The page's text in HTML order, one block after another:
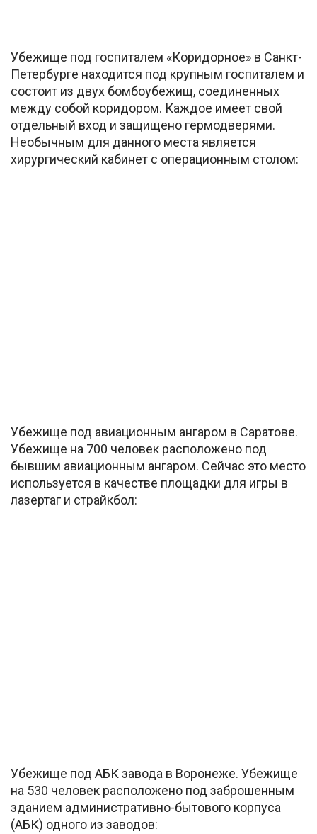
Убежище под госпиталем «Коридорное» в Санкт-
Петербурге находится под крупным госпиталем и
состоит из двух бомбоубежищ, соединенных
между собой коридором. Каждое имеет свой
отдельный вход и защищено гермодверями.
Необычным для данного места является
хирургический кабинет с операционным столом:
Убежище под авиационным ангаром в Саратове.
Убежище на 700 человек расположено под
бывшим авиационным ангаром. Сейчас это место
используется в качестве площадки для игры в
лазертаг и страйкбол:
Убежище под АБК завода в Воронеже. Убежище
на 530 человек расположено под заброшенным
зданием административно-бытового корпуса
(АБК) одного из заводов: